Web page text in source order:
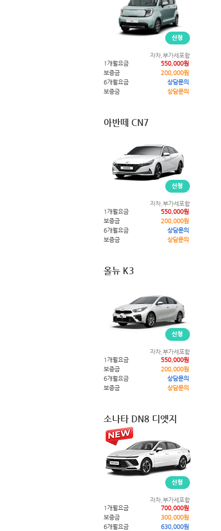
자차,부가세포함
1개월요금
550,000원
보증금
200,000원
6개월요금
상담문의
보증금
상담문의
아반떼 CN7
자차,부가세포함
1개월요금
550,000원
보증금
200,000원
6개월요금
상담문의
보증금
상담문의
올뉴 K3
자차,부가세포함
1개월요금
550,000원
보증금
200,000원
6개월요금
상담문의
보증금
상담문의
소나타 DN8 디엣지
자차,부가세포함
1개월요금
700,000원
보증금
300,000원
6개월요금
630,000원